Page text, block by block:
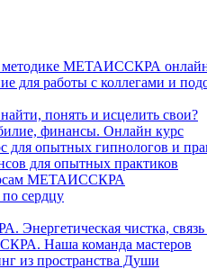
методике МЕТАИССКРА онлайн
для работы с коллегами и
понять и исцелить свои?
финансы. Онлайн курс
для опытных гипнологов и
для опытных практиков
МЕТАИССКРА
сердцу
чистка, связь
Наша команда мастеров
из пространства Души